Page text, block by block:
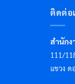
ติดต่อ
สำนักง
111/
แขวง ด